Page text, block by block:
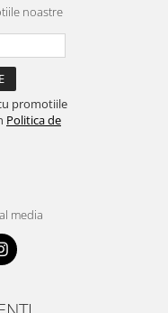
noastre
promotiile
Politica de
media